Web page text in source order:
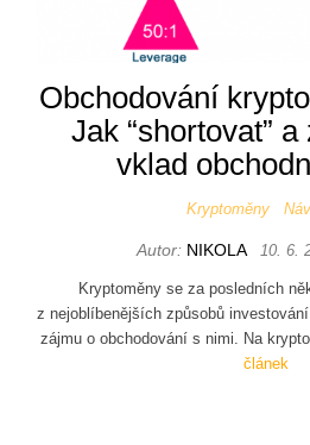
Obchodování
Jak “shortovat”
vklad
Kryptoměny
Autor: NIKOLA 10. 6.
Kryptoměny se za posledních
z nejoblíbenějších způsobů
zájmu o obchodování s nimi. Na
článek